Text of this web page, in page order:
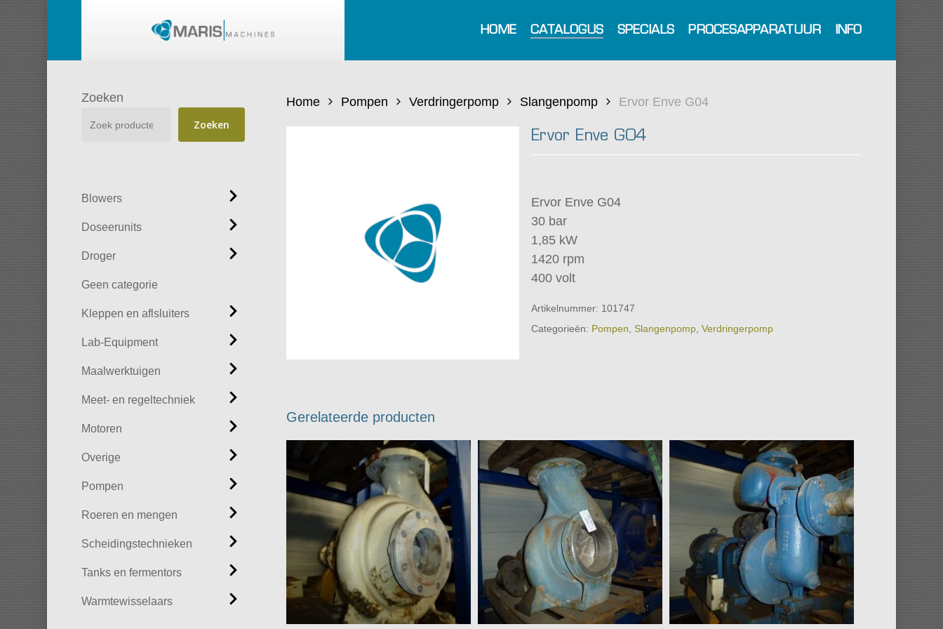
Skip
to
main
content
HOME CATALOGUS SPECIALS PROCESAPPARATUUR INFO
Zoeken
Zoeken
Blowers
Doseerunits
Droger
Geen categorie
Kleppen en aflsluiters
Lab-Equipment
Maalwerktuigen
Meet- en regeltechniek
Motoren
Overige
Pompen
Roeren en mengen
Scheidingstechnieken
Tanks en fermentors
Warmtewisselaars
Home Pompen Verdringerpomp Slangenpomp Ervor Enve G04
Ervor Enve G04
Ervor Enve G04
30 bar
1,85 kW
1420 rpm
400 volt
Artikelnummer: 101747
Categorieën: Pompen Slangenpomp, Verdringerpomp
Gerelateerde producten